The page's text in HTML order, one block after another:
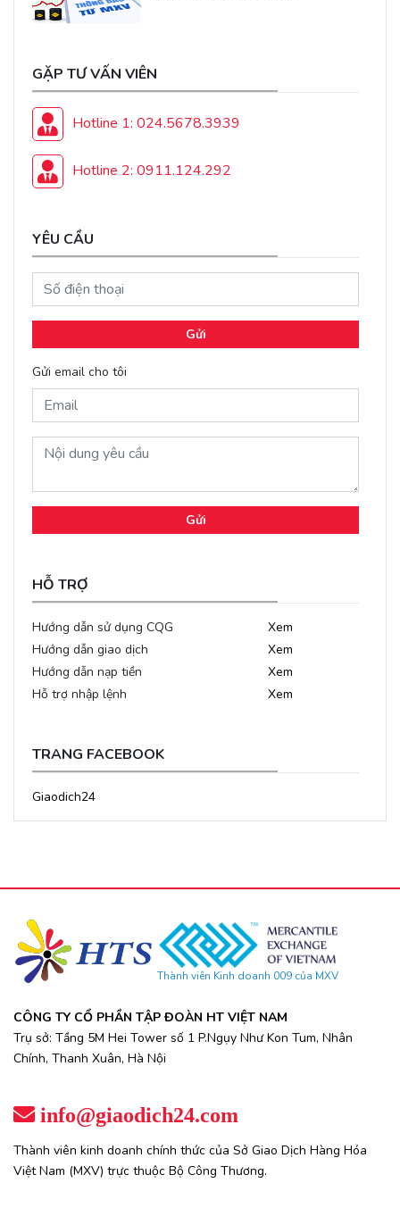
GẶP TƯ VẤN VIÊN
Hotline 1: 024.5678.3939
Hotline 2: 0911.124.292
YÊU CẦU
Gửi
Gửi email cho tôi
Gửi
HỖ TRỢ
Hướng dẫn sử dụng CQG
Xem
Hướng dẫn giao dịch
Xem
Hướng dẫn nạp tiền
Xem
Hỗ trợ nhập lệnh
Xem
TRANG FACEBOOK
Giaodich24
Thành viên Kinh doanh 009 của MXV
CÔNG TY CỔ PHẦN TẬP ĐOÀN HT VIỆT NAM
Trụ sở: Tầng 5M Hei Tower số 1 P.Ngụy Như Kon Tum, Nhân
Chính, Thanh Xuân, Hà Nội
info@giaodich24.com
Thành viên kinh doanh chính thức của Sở Giao Dịch Hàng Hóa
Việt Nam (MXV) trực thuộc Bộ Công Thương.